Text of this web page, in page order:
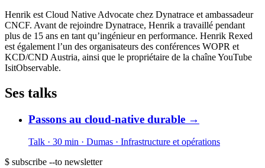
Henrik est Cloud Native Advocate chez Dynatrace et ambassadeur
CNCF. Avant de rejoindre Dynatrace, Henrik a travaillé pendant
plus de 15 ans en tant qu’ingénieur en performance. Henrik Rexed
est également l’un des organisateurs des conférences WOPR et
KCD/CND Austria, ainsi que le propriétaire de la chaîne YouTube
IsitObservable.
Ses talks
Passons au cloud-native durable →
Talk · 30 min · Dumas · Infrastructure et opérations
$ subscribe --to newsletter